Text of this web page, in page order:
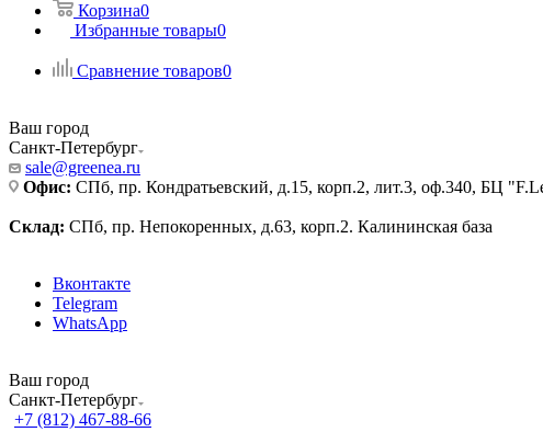
Корзина0
Избранные товары0
Сравнение товаров0
Ваш город
Санкт-Петербург
sale@greenea.ru
Офис: СПб, пр. Кондратьевский, д.15, корп.2, лит.3, оф.340, БЦ
Склад: СПб, пр. Непокоренных, д.63, корп.2. Калининская база
Вконтакте
Telegram
WhatsApp
Ваш город
Санкт-Петербург
+7 (812) 467-88-66